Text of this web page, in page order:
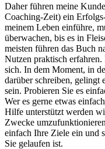
Daher führen meine
Coaching-Zeit) ein
meinem Leben einführe,
überwachen, bis es in
meisten führen das Buch
Nutzen praktisch
sich. In dem Moment, in
darüber schreiben, gelingt
sein. Probieren Sie es
Wer es gerne etwas
Hilfe unterstützt werden
Zwecke
einfach Ihre Ziele ein und
Sie gelaufen ist.